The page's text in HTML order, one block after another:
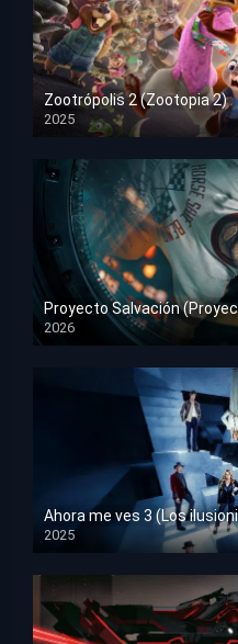
Zootrópolis 2 (Zootopia 2)
2025
HD 1080p
Proyecto Salvación
2026
HD 1080p
Ahora me ves 3 (Los
2025
HD 1080p